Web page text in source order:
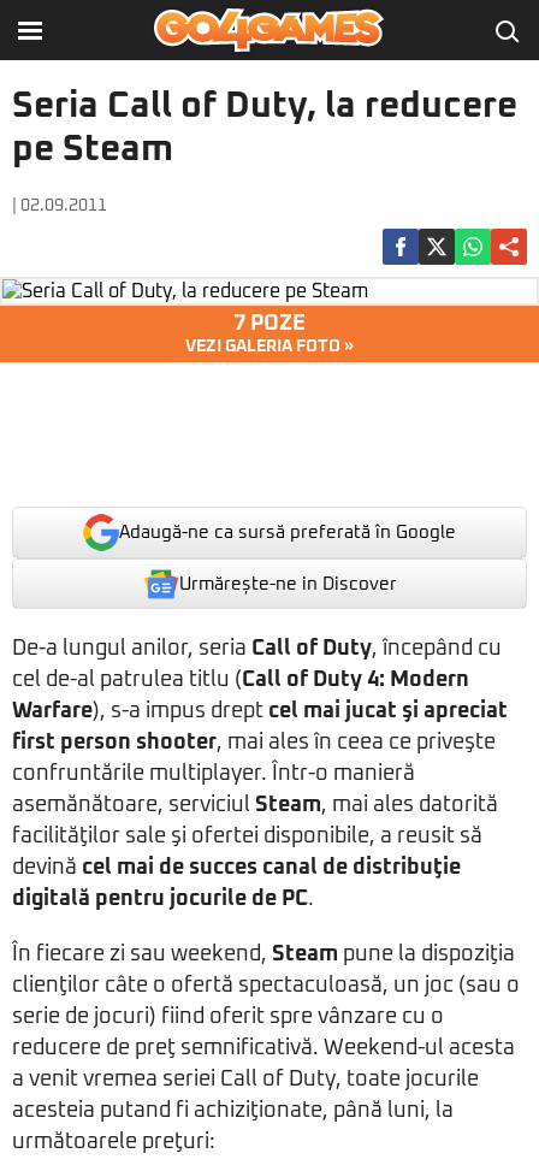
Seria Call of Duty, la reducere
pe Steam
| 02.09.2011
7 POZE
VEZI GALERIA FOTO »
Adaugă-ne ca sursă preferată în Google
Urmărește-ne in Discover
De-a lungul anilor, seria Call of Duty, începând cu
cel de-al patrulea titlu (Call of Duty 4: Modern
Warfare), s-a impus drept cel mai jucat şi apreciat
first person shooter, mai ales în ceea ce priveşte
confruntările multiplayer. Într-o manieră
asemănătoare, serviciul Steam, mai ales datorită
facilităţilor sale şi ofertei disponibile, a reusit să
devină cel mai de succes canal de distribuţie
digitală pentru jocurile de PC.
În fiecare zi sau weekend, Steam pune la dispoziţia
clienţilor câte o ofertă spectaculoasă, un joc (sau o
serie de jocuri) fiind oferit spre vânzare cu o
reducere de preţ semnificativă. Weekend-ul acesta
a venit vremea seriei Call of Duty, toate jocurile
acesteia putand fi achiziţionate, până luni, la
următoarele preţuri: